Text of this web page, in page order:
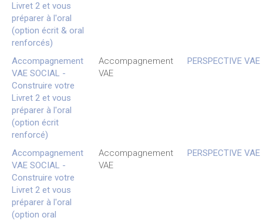
Livret 2 et vous
préparer à l'oral
(option écrit & oral
renforcés)
Accompagnement
VAE SOCIAL -
Construire votre
Livret 2 et vous
préparer à l'oral
(option écrit
renforcé)
Accompagnement
VAE
PERSPECTIVE VAE
Accompagnement
VAE SOCIAL -
Construire votre
Livret 2 et vous
préparer à l'oral
(option oral
Accompagnement
VAE
PERSPECTIVE VAE